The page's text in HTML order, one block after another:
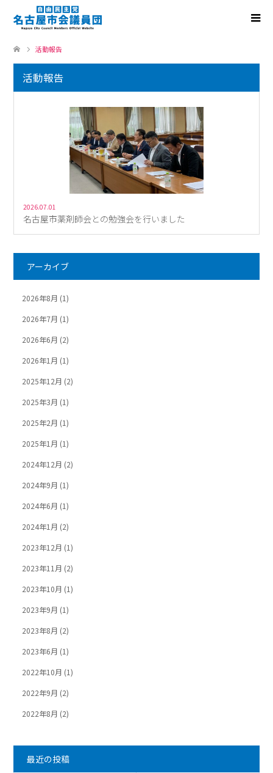
活動報告
活動報告
2026.07.01
名古屋市薬剤師会との勉強会を行いました
アーカイブ
2026年8月 (1)
2026年7月 (1)
2026年6月 (2)
2026年1月 (1)
2025年12月 (2)
2025年3月 (1)
2025年2月 (1)
2025年1月 (1)
2024年12月 (2)
2024年9月 (1)
2024年6月 (1)
2024年1月 (2)
2023年12月 (1)
2023年11月 (2)
2023年10月 (1)
2023年9月 (1)
2023年8月 (2)
2023年6月 (1)
2022年10月 (1)
2022年9月 (2)
2022年8月 (2)
最近の投稿